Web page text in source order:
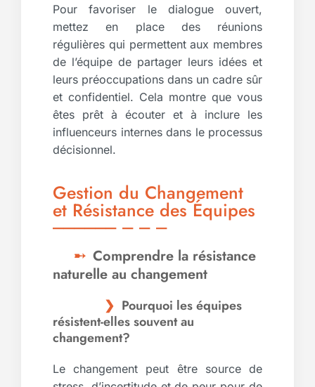
Pour favoriser le dialogue ouvert,
mettez en place des réunions
régulières qui permettent aux membres
de l’équipe de partager leurs idées et
leurs préoccupations dans un cadre sûr
et confidentiel. Cela montre que vous
êtes prêt à écouter et à inclure les
influenceurs internes dans le processus
décisionnel.
Gestion du Changement
et Résistance des Équipes
Comprendre la résistance
naturelle au changement
Pourquoi les équipes
résistent-elles souvent au
changement?
Le changement peut être source de